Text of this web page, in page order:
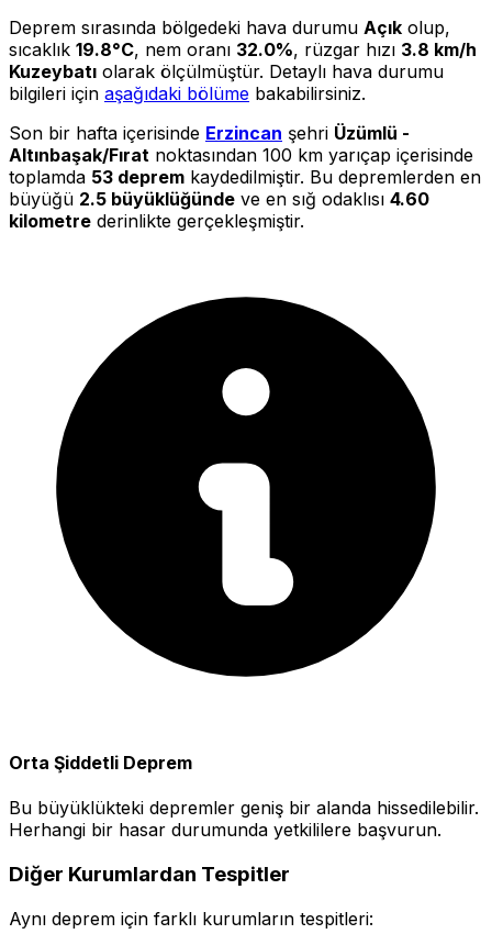
Deprem sırasında bölgedeki hava durumu Açık olup,
sıcaklık 19.8°C, nem oranı 32.0%, rüzgar hızı 3.8 km/h
Kuzeybatı olarak ölçülmüştür. Detaylı hava durumu
bilgileri için aşağıdaki bölüme bakabilirsiniz.
Son bir hafta içerisinde Erzincan şehri Üzümlü -
Altınbaşak/Fırat noktasından 100 km yarıçap içerisinde
toplamda 53 deprem kaydedilmiştir. Bu depremlerden en
büyüğü 2.5 büyüklüğünde ve en sığ odaklısı 4.60
kilometre derinlikte gerçekleşmiştir.
Orta Şiddetli Deprem
Bu büyüklükteki depremler geniş bir alanda hissedilebilir.
Herhangi bir hasar durumunda yetkililere başvurun.
Diğer Kurumlardan Tespitler
Aynı deprem için farklı kurumların tespitleri: